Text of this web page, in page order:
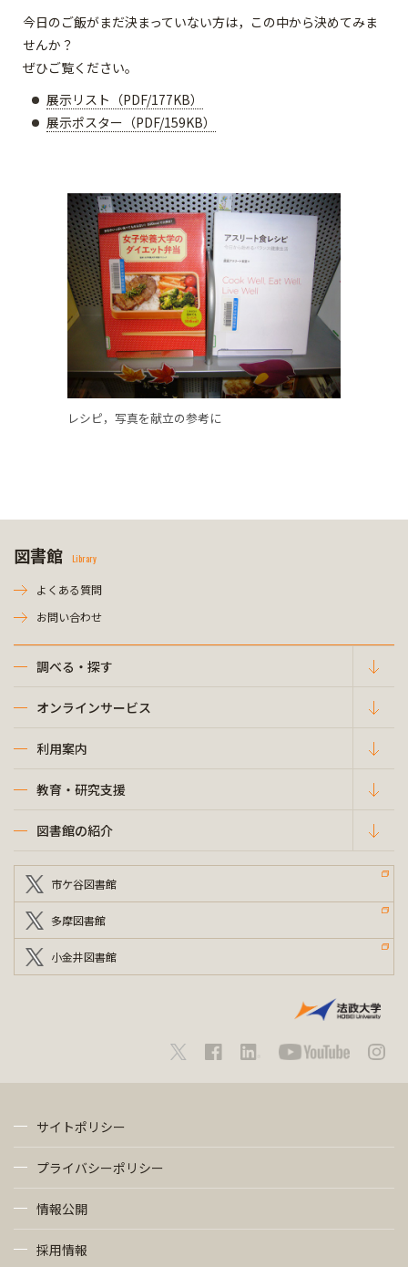
今日のご飯がまだ決まっていない方は，この中から決めてみま
せんか？
ぜひご覧ください。
展示リスト（PDF/177KB）
展示ポスター（PDF/159KB）
レシピ，写真を献立の参考に
図書館 Library
よくある質問
お問い合わせ
調べる・探す
オンラインサービス
利用案内
教育・研究支援
図書館の紹介
市ケ谷図書館
多摩図書館
小金井図書館
サイトポリシー
プライバシーポリシー
情報公開
採用情報